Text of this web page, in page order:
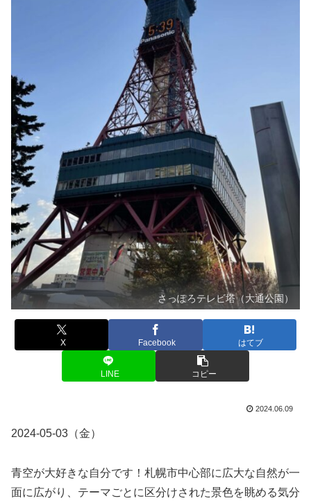
さっぽろテレビ塔（大通公園）
X Facebook はてブ
LINE コピー
2024.06.09
2024-05-03（金）
青空が大好きな自分です！札幌市中心部に広大な自然が一
面に広がり、テーマごとに区分けされた景色を眺める気分